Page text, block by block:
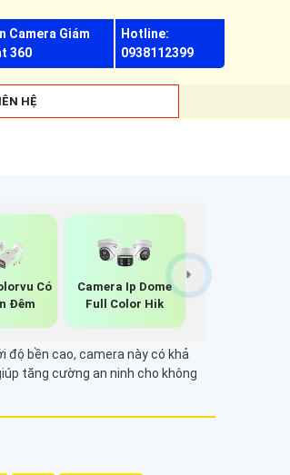
Camera Giám
360
Hotline:
0938112399
HỆ
Có
Đêm
Camera Ip Dome
Full Color Hik
bền cao, camera này có khả
tăng cường an ninh cho không